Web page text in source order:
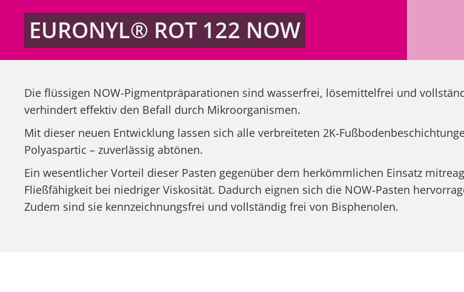
EURONYL® ROT 122 NOW
Die flüssigen NOW-Pigmentpräparationen sind wasserfrei, lösemittelfrei und
verhindert effektiv den Befall durch Mikroorganismen.
Mit dieser neuen Entwicklung lassen sich alle verbreiteten
Polyaspartic – zuverlässig abtönen.
Ein wesentlicher Vorteil dieser Pasten gegenüber dem herkömmlichen Einsatz
Fließfähigkeit bei niedriger Viskosität. Dadurch eignen sich die NOW‑Pasten
Zudem sind sie kennzeichnungsfrei und vollständig frei von Bisphenolen.